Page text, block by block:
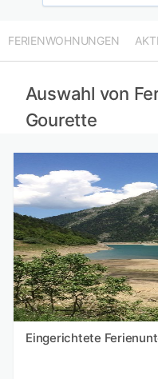
FERIENWOHNUNGEN
Auswahl von
Gourette
Eingerichtete